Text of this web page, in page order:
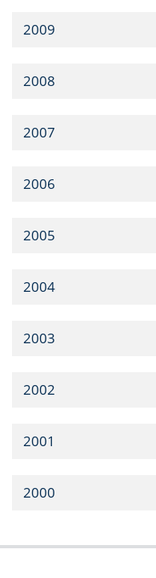
2009
2008
2007
2006
2005
2004
2003
2002
2001
2000